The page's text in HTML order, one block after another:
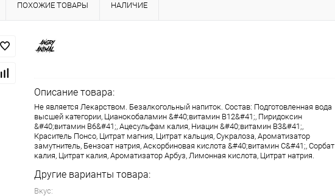
ПОХОЖИЕ ТОВАРЫ НАЛИЧИЕ
Описание товара:
Не является Лекарством. Безалкогольный напиток. Состав: Подготовленная вода
высшей категории, Цианокобаламин &#40;витамин В12&#41;, Пиридоксин
&#40;витамин В6&#41;, Ацесульфам калия, Ниацин &#40;витамин В3&#41;,
Краситель Понсо, Цитрат магния, Цитрат кальция, Сукралоза, Ароматизатор
замутнитель, Бензоат натрия, Аскорбиновая кислота &#40;витамин С&#41;, Сорбат
калия, Цитрат калия, Ароматизатор Арбуз, Лимонная кислота, Цитрат натрия.
Другие варианты товара:
Вкус: